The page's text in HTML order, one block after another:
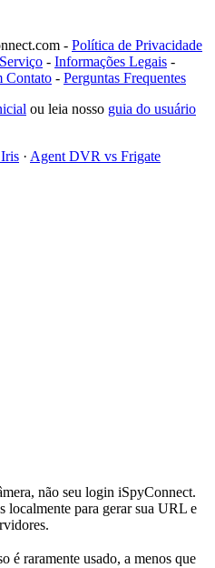
- Política de Privacidade
- Informações Legais -
Contato - Perguntas Frequentes
ou leia nosso guia do usuário
· Agent DVR vs Frigate
não seu login iSpyConnect.
localmente para gerar sua URL e
é raramente usado, a menos que